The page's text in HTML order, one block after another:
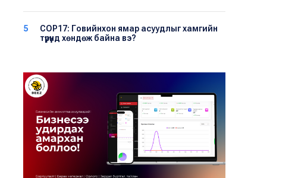
5
COP17: Говийнхон ямар асуудлыг хамгийн
түрүүнд хөндөж байна вэ?